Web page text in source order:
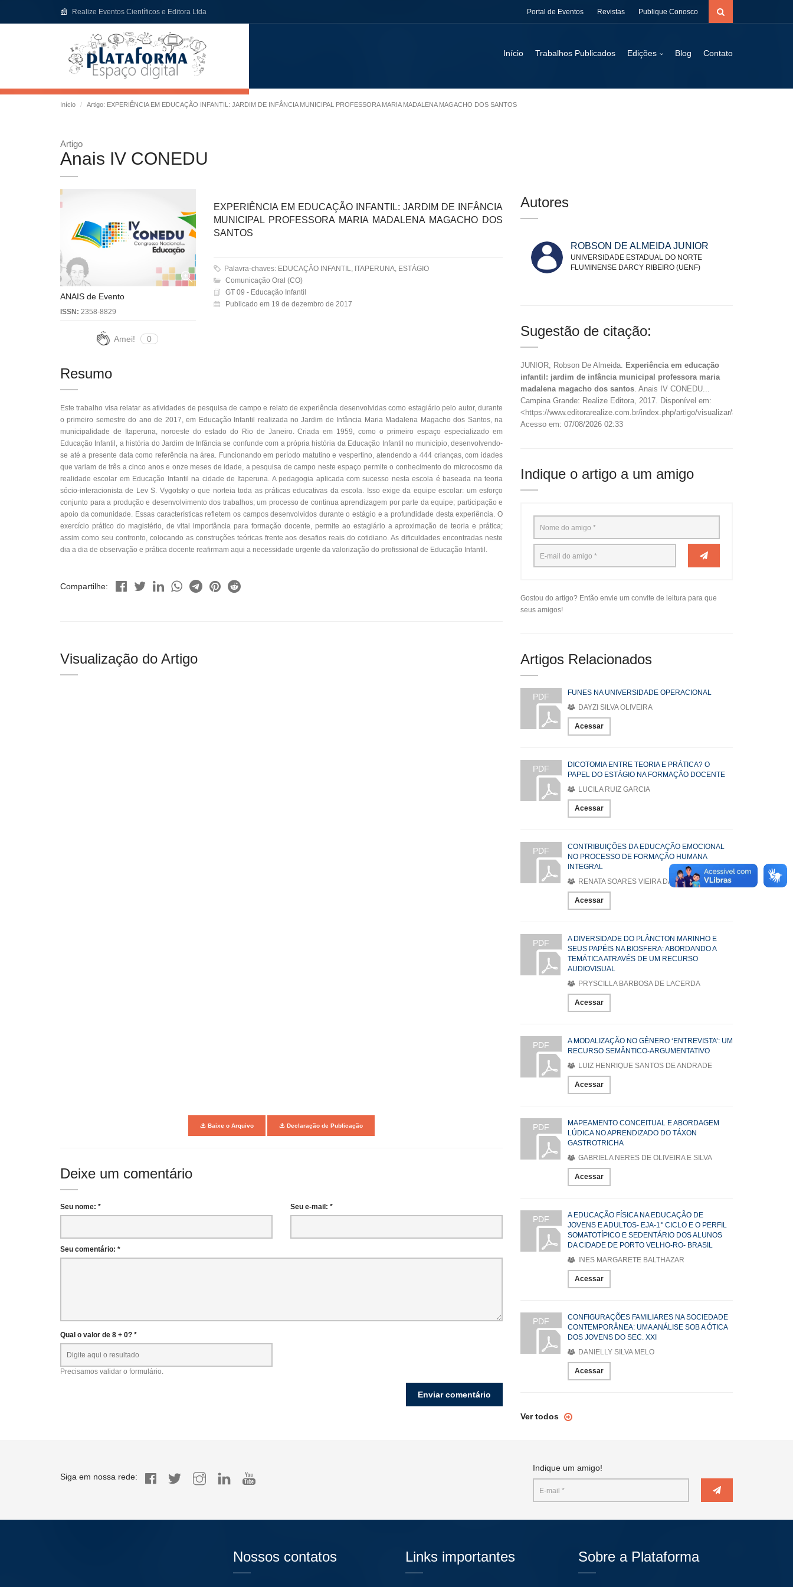
Realize Eventos Científicos e Editora Ltda Portal de Eventos Revistas Publique Conosco
Início Trabalhos Publicados Edições Blog Contato
Início Artigo: EXPERIÊNCIA EM EDUCAÇÃO INFANTIL: JARDIM DE INFÂNCIA MUNICIPAL PROFESSORA MARIA MADALENA MAGACHO DOS SANTOS
Artigo
Anais IV CONEDU
ANAIS de Evento
ISSN: 2358-8829
Amei! 0
EXPERIÊNCIA EM EDUCAÇÃO INFANTIL: JARDIM DE INFÂNCIA
MUNICIPAL PROFESSORA MARIA MADALENA MAGACHO DOS
SANTOS
Palavra-chaves: EDUCAÇÃO INFANTIL, ITAPERUNA, ESTÁGIO
Comunicação Oral (CO)
GT 09 - Educação Infantil
Publicado em 19 de dezembro de 2017
Resumo
Este trabalho visa relatar as atividades de pesquisa de campo e relato de experiência desenvolvidas como estagiário pelo autor, durante
o primeiro semestre do ano de 2017, em Educação Infantil realizada no Jardim de Infância Maria Madalena Magacho dos Santos, na
municipalidade de Itaperuna, noroeste do estado do Rio de Janeiro. Criada em 1959, como o primeiro espaço especializado em
Educação Infantil, a história do Jardim de Infância se confunde com a própria história da Educação Infantil no município, desenvolvendo-
se até a presente data como referência na área. Funcionando em período matutino e vespertino, atendendo a 444 crianças, com idades
que variam de três a cinco anos e onze meses de idade, a pesquisa de campo neste espaço permite o conhecimento do microcosmo da
realidade escolar em Educação Infantil na cidade de Itaperuna. A pedagogia aplicada com sucesso nesta escola é baseada na teoria
sócio-interacionista de Lev S. Vygotsky o que norteia toda as práticas educativas da escola. Isso exige da equipe escolar: um esforço
conjunto para a produção e desenvolvimento dos trabalhos; um processo de continua aprendizagem por parte da equipe; participação e
apoio da comunidade. Essas características refletem os campos desenvolvidos durante o estágio e a profundidade desta experiência. O
exercício prático do magistério, de vital importância para formação docente, permite ao estagiário a aproximação de teoria e prática;
assim como seu confronto, colocando as construções teóricas frente aos desafios reais do cotidiano. As dificuldades encontradas neste
dia a dia de observação e prática docente reafirmam aqui a necessidade urgente da valorização do profissional de Educação Infantil.
Compartilhe:
Visualização do Artigo
Baixe o Arquivo Declaração de Publicação
Deixe um comentário
Seu nome: * Seu e-mail: *
Seu comentário: *
Qual o valor de 8 + 0? *
Precisamos validar o formulário.
Autores
ROBSON DE ALMEIDA JUNIOR
UNIVERSIDADE ESTADUAL DO NORTE
FLUMINENSE DARCY RIBEIRO (UENF)
Sugestão de citação:
JUNIOR, Robson De Almeida. Experiência em educação
infantil: jardim de infância municipal professora maria
madalena magacho dos santos. Anais IV CONEDU...
Campina Grande: Realize Editora, 2017. Disponível em:
<https://www.editorarealize.com.br/index.php/artigo/visualizar/36923>.
Acesso em: 07/08/2026 02:33
Indique o artigo a um amigo
Gostou do artigo? Então envie um convite de leitura para que
seus amigos!
Artigos Relacionados
PDF
FUNES NA UNIVERSIDADE OPERACIONAL
DAYZI SILVA OLIVEIRA
Acessar
PDF
DICOTOMIA ENTRE TEORIA E PRÁTICA? O
PAPEL DO ESTÁGIO NA FORMAÇÃO DOCENTE
LUCILA RUIZ GARCIA
Acessar
PDF
CONTRIBUIÇÕES DA EDUCAÇÃO EMOCIONAL
NO PROCESSO DE FORMAÇÃO HUMANA
INTEGRAL
RENATA SOARES VIEIRA DA SILVA
Acessar
PDF
A DIVERSIDADE DO PLÂNCTON MARINHO E
SEUS PAPÉIS NA BIOSFERA: ABORDANDO A
TEMÁTICA ATRAVÉS DE UM RECURSO
AUDIOVISUAL
PRYSCILLA BARBOSA DE LACERDA
Acessar
PDF
A MODALIZAÇÃO NO GÊNERO ‘ENTREVISTA’: UM
RECURSO SEMÂNTICO-ARGUMENTATIVO
LUIZ HENRIQUE SANTOS DE ANDRADE
Acessar
PDF
MAPEAMENTO CONCEITUAL E ABORDAGEM
LÚDICA NO APRENDIZADO DO TÁXON
GASTROTRICHA
GABRIELA NERES DE OLIVEIRA E SILVA
Acessar
PDF
A EDUCAÇÃO FÍSICA NA EDUCAÇÃO DE
JOVENS E ADULTOS- EJA-1° CICLO E O PERFIL
SOMATOTÍPICO E SEDENTÁRIO DOS ALUNOS
DA CIDADE DE PORTO VELHO-RO- BRASIL
INES MARGARETE BALTHAZAR
Acessar
PDF
CONFIGURAÇÕES FAMILIARES NA SOCIEDADE
CONTEMPORÂNEA: UMA ANÁLISE SOB A ÓTICA
DOS JOVENS DO SEC. XXI
DANIELLY SILVA MELO
Acessar
Ver todos
Siga em nossa rede:
Indique um amigo!
Nossos contatos Links importantes Sobre a Plataforma